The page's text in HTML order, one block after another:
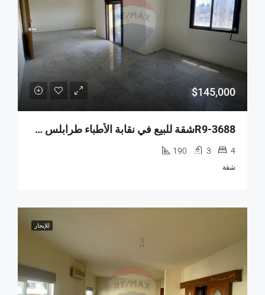
$145,000
R9-3688شقة للبيع في نقابة الأطباء طرابلس – الطابق 11
4
3
190
شقة
للإيجار